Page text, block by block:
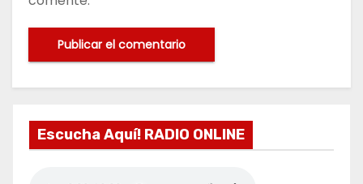
Escucha Aquí! RADIO ONLINE